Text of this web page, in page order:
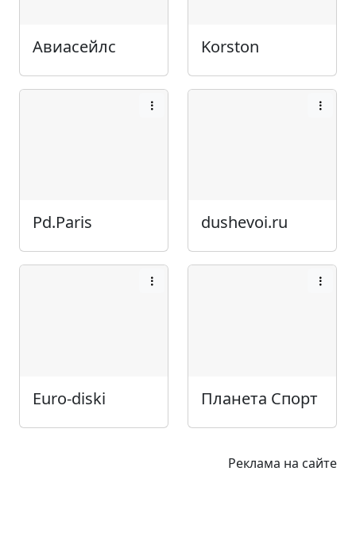
Авиасейлс Korston
Pd.Paris dushevoi.ru
Euro-diski Планета Спорт
Реклама на сайте